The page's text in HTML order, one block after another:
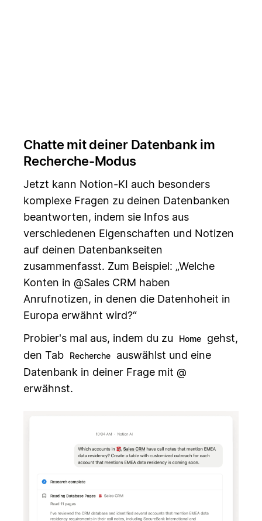
Chatte mit deiner Datenbank im
Recherche-Modus
Jetzt kann Notion-KI auch besonders
komplexe Fragen zu deinen Datenbanken
beantworten, indem sie Infos aus
verschiedenen Eigenschaften und Notizen
auf deinen Datenbankseiten
zusammenfasst. Zum Beispiel: „Welche
Konten in @Sales CRM haben
Anrufnotizen, in denen die Datenhoheit in
Europa erwähnt wird?“
Probier's mal aus, indem du zu
Home
gehst,
den Tab
Recherche
auswählst und eine
Datenbank in deiner Frage mit @
erwähnst.